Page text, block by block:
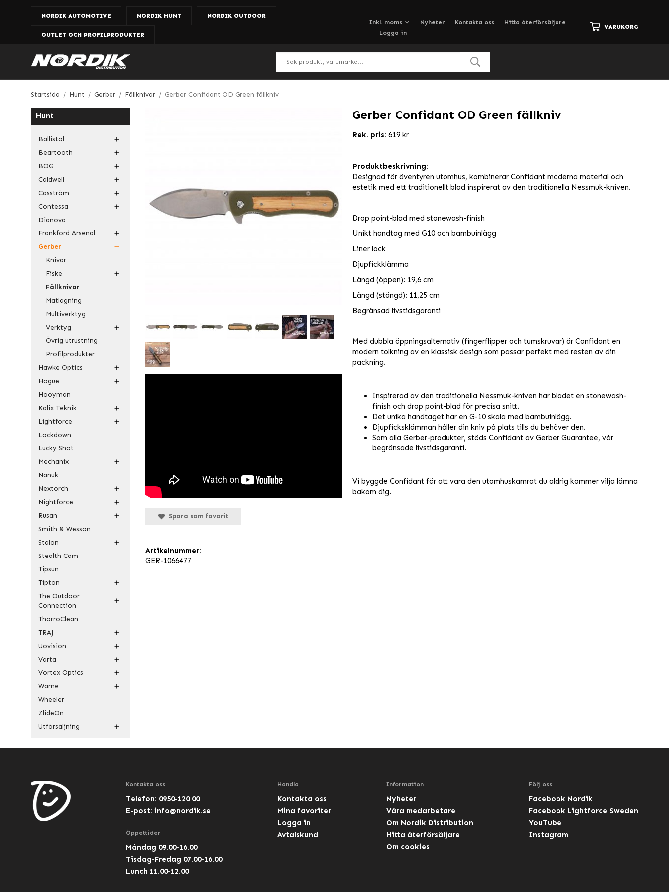
NORDIK AUTOMOTIVE NORDIK HUNT NORDIK OUTDOOR
OUTLET OCH PROFILPRODUKTER
Nyheter Kontakta oss
Hitta återförsäljare
Logga in
VARUKORG
Startsida / Hunt / Gerber / Fällknivar / Gerber Confidant OD Green fällkniv
Hunt
Ballistol
Beartooth
BOG
Caldwell
Casström
Contessa
Dianova
Frankford Arsenal
Gerber
Knivar
Fiske
Fällknivar
Matlagning
Multiverktyg
Verktyg
Övrig utrustning
Profilprodukter
Hawke Optics
Hogue
Hooyman
Kalix Teknik
Lightforce
Lockdown
Lucky Shot
Mechanix
Nanuk
Nextorch
Nightforce
Rusan
Smith & Wesson
Stalon
Stealth Cam
Tipsun
Tipton
The Outdoor
Connection
ThorroClean
TRAJ
Uovision
Varta
Vortex Optics
Warne
Wheeler
ZlideOn
Utförsäljning
Gerber Confidant OD Green fällkniv
Rek. pris: 619 kr
Produktbeskrivning:
Designad för äventyren utomhus, kombinerar Confidant moderna material och
estetik med ett traditionellt blad inspirerat av den traditionella Nessmuk-kniven.
Drop point-blad med stonewash-finish
Unikt handtag med G10 och bambuinlägg
Liner lock
Djupfickklämma
Längd (öppen): 19,6 cm
Längd (stängd): 11,25 cm
Begränsad livstidsgaranti
Med dubbla öppningsalternativ (fingerflipper och tumskruvar) är Confidant en
modern tolkning av en klassisk design som passar perfekt med resten av din
packning.
Inspirerad av den traditionella Nessmuk-kniven har bladet en stonewash-
finish och drop point-blad för precisa snitt.
Det unika handtaget har en G-10 skala med bambuinlägg.
Djupficksklämman håller din kniv på plats tills du behöver den.
Som alla Gerber-produkter, stöds Confidant av Gerber Guarantee, vår
begränsade livstidsgaranti.
Vi byggde Confidant för att vara den utomhuskamrat du aldrig kommer vilja lämna
bakom dig.
Spara som favorit
Artikelnummer:
GER-1066477
Kontakta oss
Telefon: 0950-120 00
E-post: info@nordik.se
Öppettider
Måndag 09.00-16.00
Tisdag-Fredag 07.00-16.00
Lunch 11.00-12.00
Handla
Kontakta oss
Mina favoriter
Logga in
Avtalskund
Information
Nyheter
Våra medarbetare
Om Nordik Distribution
Hitta återförsäljare
Om cookies
Följ oss
Facebook Nordik
Facebook Lightforce Sweden
YouTube
Instagram